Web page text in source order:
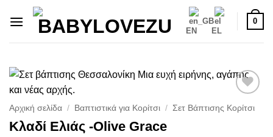
Μετάβαση
στο
EN EL
0
Πρόσθήκη
Αρχική σελίδα / Βαπτιστικά για Κορίτσι / Σετ Βάπτισης Κορίτσι
Κλαδί Ελιάς -Olive Grace